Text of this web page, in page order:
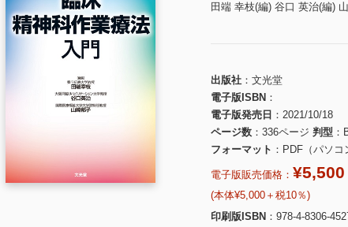
田端 幸枝(編) 谷口 英治(編)
出版社
文光堂
電子版ISBN
電子版発売日
2021/10/18
ページ数
336ページ 判型
フォーマット
PDF（パソコ
電子版販売価格： ¥5,500
(本体¥5,000＋税10％)
印刷版ISBN
978-4-8306-